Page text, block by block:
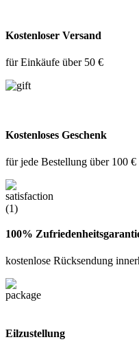
Kostenloser Versand
für Einkäufe über 50 €
Kostenloses Geschenk
für jede Bestellung über 100 €
100%
kostenlose Rücksendung
Eilzustellung